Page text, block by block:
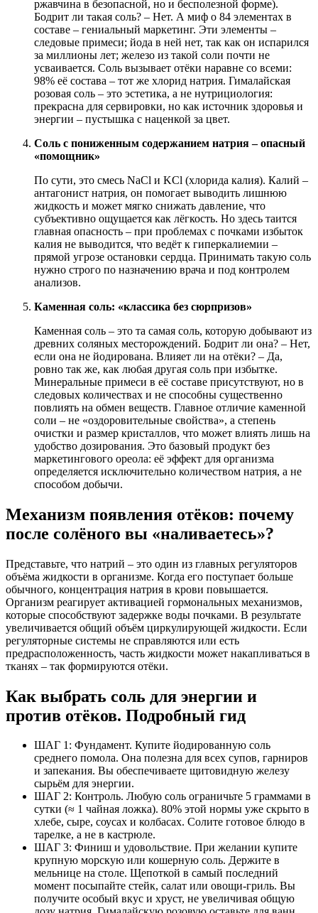
ржавчина в безопасной, но и бесполезной форме).
Бодрит ли такая соль? – Нет. А миф о 84 элементах в
составе – гениальный маркетинг. Эти элементы –
следовые примеси; йода в ней нет, так как он испарился
за миллионы лет; железо из такой соли почти не
усваивается. Соль вызывает отёки наравне со всеми:
98% её состава – тот же хлорид натрия. Гималайская
розовая соль – это эстетика, а не нутрициология:
прекрасна для сервировки, но как источник здоровья и
энергии – пустышка с наценкой за цвет.
Соль с пониженным содержанием натрия – опасный
«помощник»
По сути, это смесь NaCl и KCl (хлорида калия). Калий –
антагонист натрия, он помогает выводить лишнюю
жидкость и может мягко снижать давление, что
субъективно ощущается как лёгкость. Но здесь таится
главная опасность – при проблемах с почками избыток
калия не выводится, что ведёт к гиперкалиемии –
прямой угрозе остановки сердца. Принимать такую соль
нужно строго по назначению врача и под контролем
анализов.
Каменная соль: «классика без сюрпризов»
Каменная соль – это та самая соль, которую добывают из
древних соляных месторождений. Бодрит ли она? – Нет,
если она не йодирована. Влияет ли на отёки? – Да,
ровно так же, как любая другая соль при избытке.
Минеральные примеси в её составе присутствуют, но в
следовых количествах и не способны существенно
повлиять на обмен веществ. Главное отличие каменной
соли – не «оздоровительные свойства», а степень
очистки и размер кристаллов, что может влиять лишь на
удобство дозирования. Это базовый продукт без
маркетингового ореола: её эффект для организма
определяется исключительно количеством натрия, а не
способом добычи.
Механизм появления отёков: почему
после солёного вы «наливаетесь»?
Представьте, что натрий – это один из главных регуляторов
объёма жидкости в организме. Когда его поступает больше
обычного, концентрация натрия в крови повышается.
Организм реагирует активацией гормональных механизмов,
которые способствуют задержке воды почками. В результате
увеличивается общий объём циркулирующей жидкости. Если
регуляторные системы не справляются или есть
предрасположенность, часть жидкости может накапливаться в
тканях – так формируются отёки.
Как выбрать соль для энергии и
против отёков. Подробный гид
ШАГ 1: Фундамент. Купите йодированную соль
среднего помола. Она полезна для всех супов, гарниров
и запекания. Вы обеспечиваете щитовидную железу
сырьём для энергии.
ШАГ 2: Контроль. Любую соль ограничьте 5 граммами в
сутки (≈ 1 чайная ложка). 80% этой нормы уже скрыто в
хлебе, сыре, соусах и колбасах. Солите готовое блюдо в
тарелке, а не в кастрюле.
ШАГ 3: Финиш и удовольствие. При желании купите
крупную морскую или кошерную соль. Держите в
мельнице на столе. Щепоткой в самый последний
момент посыпайте стейк, салат или овощи-гриль. Вы
получите особый вкус и хруст, не увеличивая общую